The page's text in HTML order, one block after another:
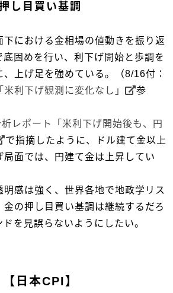
し目買い基調
下における金相場の値動きを振り返
底固めを行い、利下げ開始と歩調を
上げ足を強めている。（8/16付：
利下げ観測に変化なし」
参
レポート「米利下げ開始後も、円
で指摘したように、ドル建て金以上
局面では、円建て金は上昇してい
明感は強く、世界各地で地政学リス
金の押し目買い基調は継続するだろ
を見誤らないようにしたい。
【日本CPI】